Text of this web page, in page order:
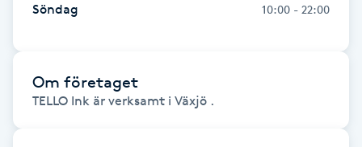
Gravidyoga
Gua Sha-massage
H
Söndag 10:00 - 22:00
Om företaget
TELLO Ink är verksamt i Växjö .